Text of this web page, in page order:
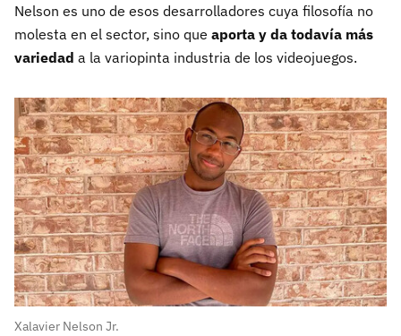
Nelson es uno de esos desarrolladores cuya filosofía no
molesta en el sector, sino que aporta y da todavía más
variedad a la variopinta industria de los videojuegos.
Xalavier Nelson Jr.